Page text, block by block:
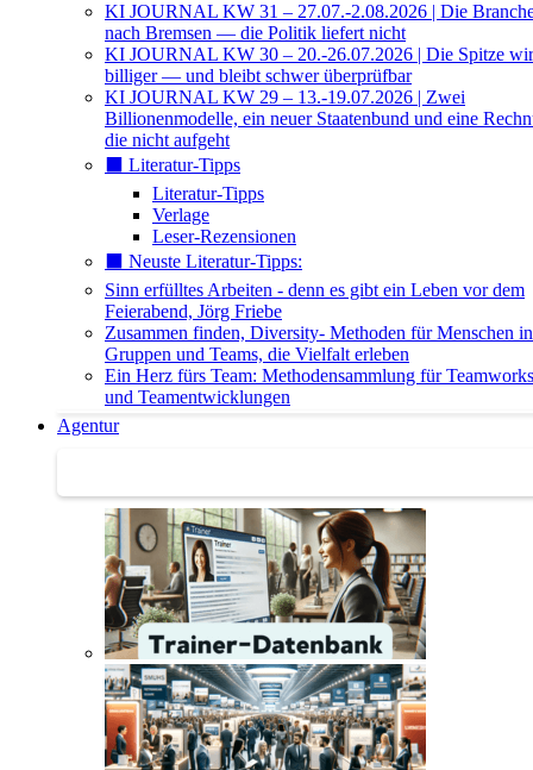
KI JOURNAL KW 31 – 27.07.-2.08.2026 | Die
nach Bremsen — die Politik liefert nicht
KI JOURNAL KW 30 – 20.-26.07.2026 | Die Spitze
billiger — und bleibt schwer überprüfbar
KI JOURNAL KW 29 – 13.-19.07.2026 | Zwei
Billionenmodelle, ein neuer Staatenbund und eine
die nicht aufgeht
⬛️ Literatur-Tipps
Literatur-Tipps
Verlage
Leser-Rezensionen
⬛️ Neuste Literatur-Tipps:
Sinn erfülltes Arbeiten - denn es gibt ein Leben vor dem
Feierabend, Jörg Friebe
Zusammen finden, Diversity- Methoden für Menschen in
Gruppen und Teams, die Vielfalt erleben
Ein Herz fürs Team: Methodensammlung für
und Teamentwicklungen
Agentur